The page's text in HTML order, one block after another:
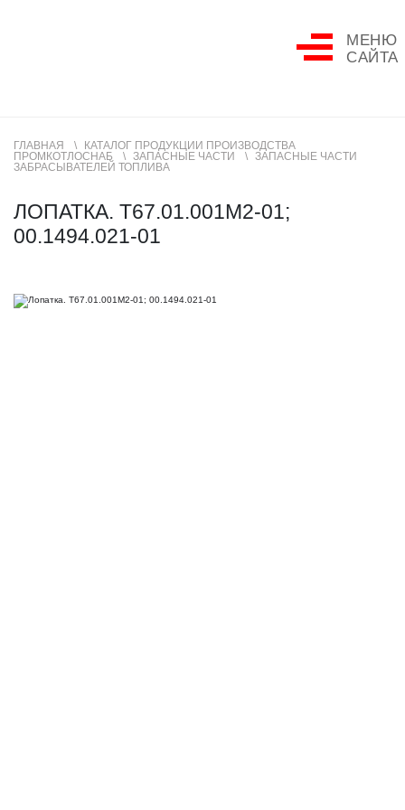
МЕНЮ
САЙТА
ГЛАВНАЯ
КАТАЛОГ ПРОДУКЦИИ ПРОИЗВОДСТВА
ПРОМКОТЛОСНАБ
ЗАПАСНЫЕ ЧАСТИ
ЗАПАСНЫЕ ЧАСТИ
ЗАБРАСЫВАТЕЛЕЙ ТОПЛИВА
ЛОПАТКА. Т67.01.001М2-01;
00.1494.021-01